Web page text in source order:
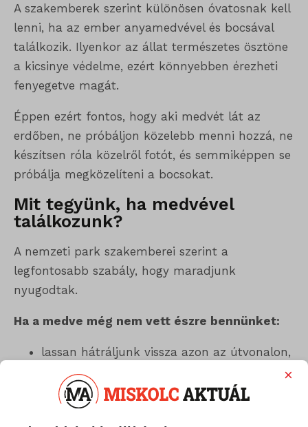
A szakemberek szerint különösen óvatosnak kell
lenni, ha az ember anyamedvével és bocsával
találkozik. Ilyenkor az állat természetes ösztöne
a kicsinye védelme, ezért könnyebben érezheti
fenyegetve magát.
Éppen ezért fontos, hogy aki medvét lát az
erdőben, ne próbáljon közelebb menni hozzá, ne
készítsen róla közelről fotót, és semmiképpen se
próbálja megközelíteni a bocsokat.
Mit tegyünk, ha medvével
találkozunk?
A nemzeti park szakemberei szerint a
legfontosabb szabály, hogy maradjunk
nyugodtak.
Ha a medve még nem vett észre bennünket:
lassan hátráljunk vissza azon az útvonalon,
ahonnan érkeztünk,
ne kiabáljunk,
ne próbáljuk magunkra felhívni a figyelmét,
×